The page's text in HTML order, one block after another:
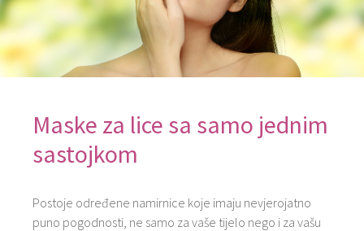
Maske za lice sa samo jednim
sastojkom
Postoje određene namirnice koje imaju nevjerojatno
puno pogodnosti, ne samo za vaše tijelo nego i za vašu